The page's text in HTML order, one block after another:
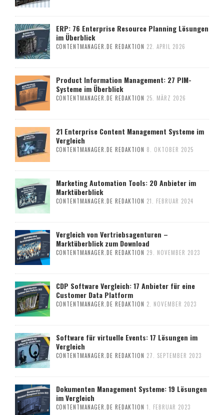
ERP: 76 Enterprise Resource Planning Lösungen
im Überblick
CONTENTMANAGER.DE REDAKTION 22. APRIL 2026
Product Information Management: 27 PIM-
Systeme im Überblick
CONTENTMANAGER.DE REDAKTION 25. MÄRZ 2026
21 Enterprise Content Management Systeme im
Vergleich
CONTENTMANAGER.DE REDAKTION 8. OKTOBER 2025
Marketing Automation Tools: 20 Anbieter im
Marktüberblick
CONTENTMANAGER.DE REDAKTION 21. FEBRUAR 2024
Vergleich von Vertriebsagenturen –
Marktüberblick zum Download
CONTENTMANAGER.DE REDAKTION 29. NOVEMBER 2023
CDP Software Vergleich: 17 Anbieter für eine
Customer Data Platform
CONTENTMANAGER.DE REDAKTION 2. NOVEMBER 2023
Software für virtuelle Events: 17 Lösungen im
Vergleich
CONTENTMANAGER.DE REDAKTION 27. SEPTEMBER 2023
Dokumenten Management Systeme: 19 Lösungen
im Vergleich
CONTENTMANAGER.DE REDAKTION 1. FEBRUAR 2023